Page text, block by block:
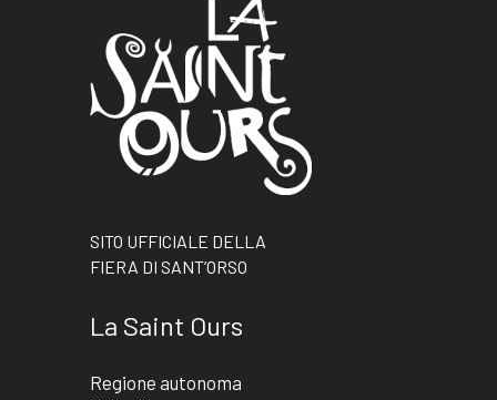
SITO UFFICIALE DELLA
FIERA DI SANT’ORSO
La Saint Ours
Regione autonoma